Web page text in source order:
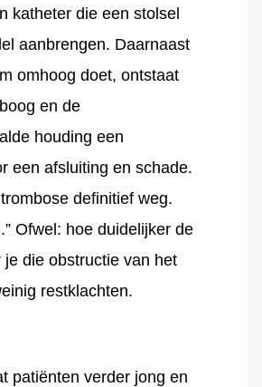
katheter die een stolsel
aanbrengen. Daarnaast
omhoog doet, ontstaat
en de
houding een
een afsluiting en schade.
definitief weg.
Ofwel: hoe duidelijker de
die obstructie van het
restklachten.
patiënten verder jong en